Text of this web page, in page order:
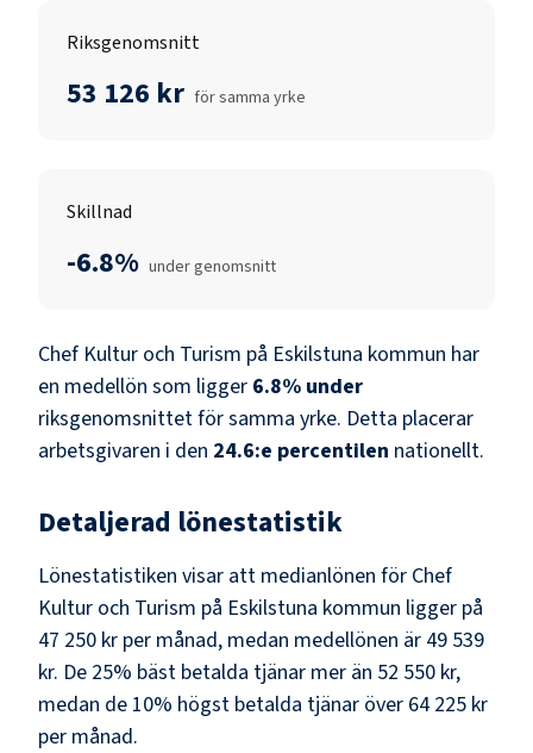
Riksgenomsnitt
53 126 kr för samma yrke
Skillnad
-6.8% under genomsnitt
Chef Kultur och Turism på Eskilstuna kommun har
en medellön som ligger 6.8% under
riksgenomsnittet för samma yrke. Detta placerar
arbetsgivaren i den 24.6:e percentilen nationellt.
Detaljerad lönestatistik
Lönestatistiken visar att medianlönen för Chef
Kultur och Turism på Eskilstuna kommun ligger på
47 250 kr per månad, medan medellönen är 49 539
kr. De 25% bäst betalda tjänar mer än 52 550 kr,
medan de 10% högst betalda tjänar över 64 225 kr
per månad.